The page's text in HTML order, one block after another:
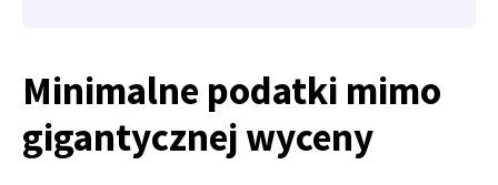
Minimalne podatki mimo
gigantycznej wyceny